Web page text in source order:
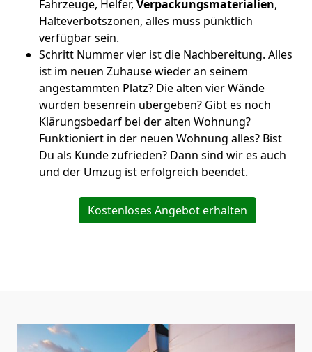
Fahrzeuge, Helfer, Verpackungsmaterialien,
Halteverbotszonen, alles muss pünktlich
verfügbar sein.
Schritt Nummer vier ist die Nachbereitung. Alles
ist im neuen Zuhause wieder an seinem
angestammten Platz? Die alten vier Wände
wurden besenrein übergeben? Gibt es noch
Klärungsbedarf bei der alten Wohnung?
Funktioniert in der neuen Wohnung alles? Bist
Du als Kunde zufrieden? Dann sind wir es auch
und der Umzug ist erfolgreich beendet.
Kostenloses Angebot erhalten